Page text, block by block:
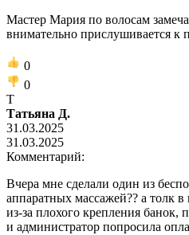
Мастер Мария по волосам
внимательно прислушивается к
0
0
Т
Татьяна Д.
31.03.2025
31.03.2025
Комментарий:
Вчера мне сделали один из
аппаратных массажей?? а толк
из-за плохого крепления
и администратор попросила